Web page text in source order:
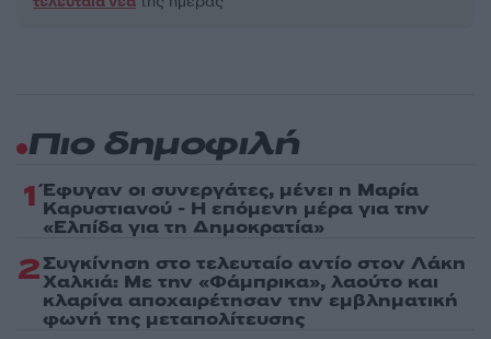
Πιο δημοφιλή
1 Έφυγαν οι συνεργάτες, μένει η Μαρία
Καρυστιανού - Η επόμενη μέρα για την
«Ελπίδα για τη Δημοκρατία»
2Συγκίνηση στο τελευταίο αντίο στον Λάκη
Χαλκιά: Με την «Φάμπρικα», λαούτο και
κλαρίνα αποχαιρέτησαν την εμβληματική
φωνή της μεταπολίτευσης